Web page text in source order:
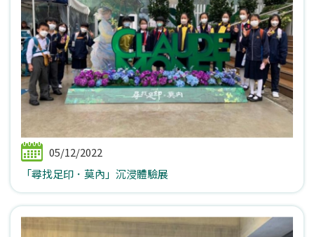
05/12/2022
「尋找足印．莫內」沉浸體驗展